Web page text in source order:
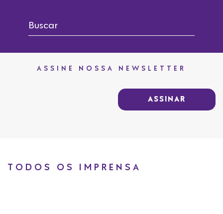
ASSINE NOSSA NEWSLETTER
ASSINAR
TODOS OS IMPRENSA